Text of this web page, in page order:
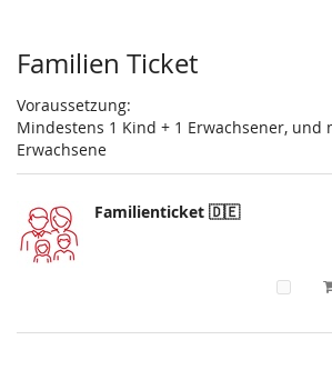
Produkte
Familien Ticket
Voraussetzung:
Mindestens 1 Kind + 1 Erwachsener, und
Erwachsene
Familienticket 🇩🇪